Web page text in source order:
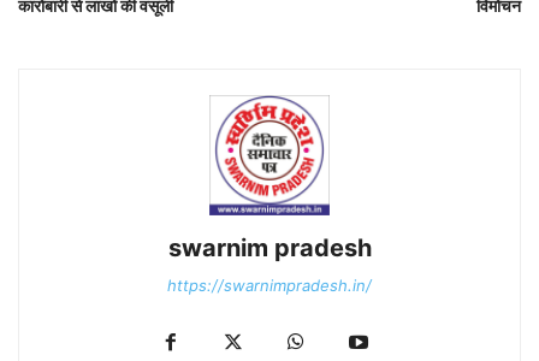
कारोबारी से लाखों की वसूली
विमोचन
swarnim pradesh
https://swarnimpradesh.in/